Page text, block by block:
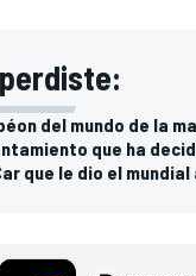
del mundo de la
que ha
que le dio el